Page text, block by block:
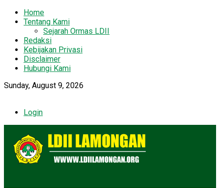
Home
Tentang Kami
Sejarah Ormas LDII
Redaksi
Kebijakan Privasi
Disclaimer
Hubungi Kami
Sunday, August 9, 2026
Login